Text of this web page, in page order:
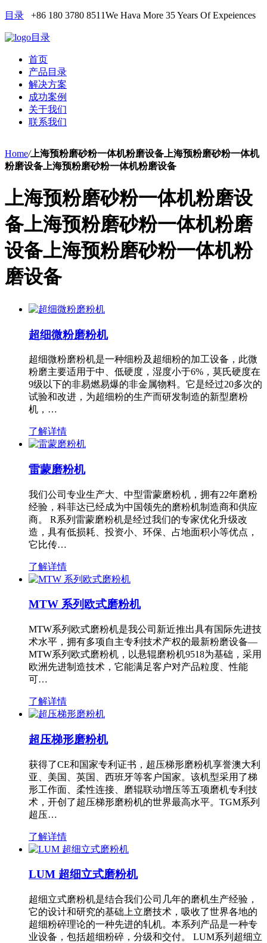
目录 +86 180 3780 8511We Hava More 35 Years Of Expeiences
目录
首页
产品目录
解决方案
成功案例
关于我们
联系我们
Home/上海预粉磨砂粉一体机粉磨设备上海预粉磨砂粉一体机
粉磨设备上海预粉磨砂粉一体机粉磨设备
上海预粉磨砂粉一体机粉磨设
备上海预粉磨砂粉一体机粉磨
设备上海预粉磨砂粉一体机粉
磨设备
超细微粉磨粉机
超细微粉磨粉机是一种细粉及超细粉的加工设备，此微
粉磨主要适用于中、低硬度，湿度小于6%，莫氏硬度在
9级以下的非易燃易爆的非金属物料。它是经过20多次的
试验和改进，为超细粉的生产而研发制造的新型磨粉
机，…
了解详情
雷蒙磨粉机
我们公司专业生产大、中型雷蒙磨粉机，拥有22年磨粉
经验，科菲达已经成为中国领先的磨粉机制造商和供应
商。 R系列雷蒙磨粉机是经过我们的专家优化升级改
造，具有低损耗、投资小、环保、占地面积小等优点，
它比传…
了解详情
MTW 系列欧式磨粉机
MTW系列欧式磨粉机是我公司新近推出具有国际先进技
术水平，拥有多项自主专利技术产权的最新粉磨设备—
MTW系列欧式磨粉机，以悬辊磨粉机9518为基础，采用
欧洲先进制造技术，它能满足客户对产品粒度、性能
可…
了解详情
超压梯形磨粉机
获得了CE和国家专利证书，超压梯形磨粉机享誉澳大利
亚、美国、英国、西班牙等客户国家。该机型采用了梯
形工作面、柔性连接、磨辊联动增压等五项磨机专利技
术，开创了超压梯形磨粉机的世界最高水平。TGM系列
超压…
了解详情
LUM 超细立式磨粉机
超细立式磨粉机是结合我们公司几年的磨机生产经验，
它的设计和研究的基础上立磨技术，吸收了世界各地的
超细粉碎理论的一种先进的轧机。本系列产品是一种专
业设备，包括超细粉碎，分级和交付。 LUM系列超细立